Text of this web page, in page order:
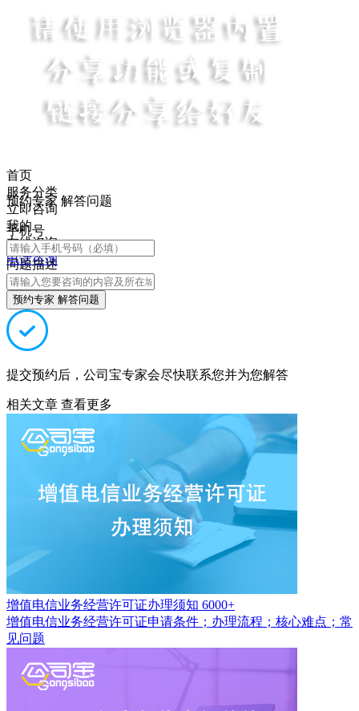
首页
服务分类
立即咨询
我的
在线咨询
电话咨询
预约专家 解答问题
手机号
问题描述
预约专家 解答问题
提交预约后，公司宝专家会尽快联系您并为您解答
相关文章 查看更多
增值电信业务经营许可证办理须知 6000+
增值电信业务经营许可证申请条件；办理流程；核心难点；常
见问题